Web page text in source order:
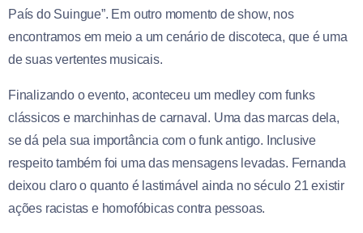
País do Suingue”. Em outro momento de show, nos
encontramos em meio a um cenário de discoteca, que é uma
de suas vertentes musicais.
Finalizando o evento, aconteceu um medley com funks
clássicos e marchinhas de carnaval. Uma das marcas dela,
se dá pela sua importância com o funk antigo. Inclusive
respeito também foi uma das mensagens levadas. Fernanda
deixou claro o quanto é lastimável ainda no século 21 existir
ações racistas e homofóbicas contra pessoas.